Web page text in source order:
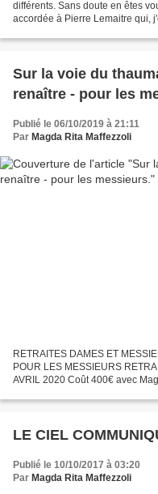
différents. Sans doute en êtes
accordée à Pierre Lemaitre qui,
Sur la voie du
renaître - pour les
Publié le 06/10/2019 à 21:11
Par Magda Rita Maffezzoli
RETRAITES DAMES ET
POUR LES MESSIEURS
AVRIL 2020 Coût 400€ avec
LE CIEL
Publié le 10/10/2017 à 03:20
Par Magda Rita Maffezzoli